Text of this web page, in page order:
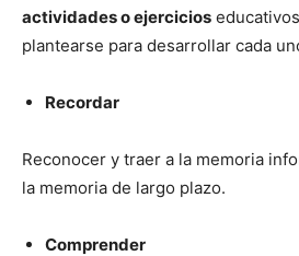
actividades o ejercicios
plantearse para desarrollar cada
Recordar
Reconocer y traer a la memoria
la memoria de largo plazo.
Comprender